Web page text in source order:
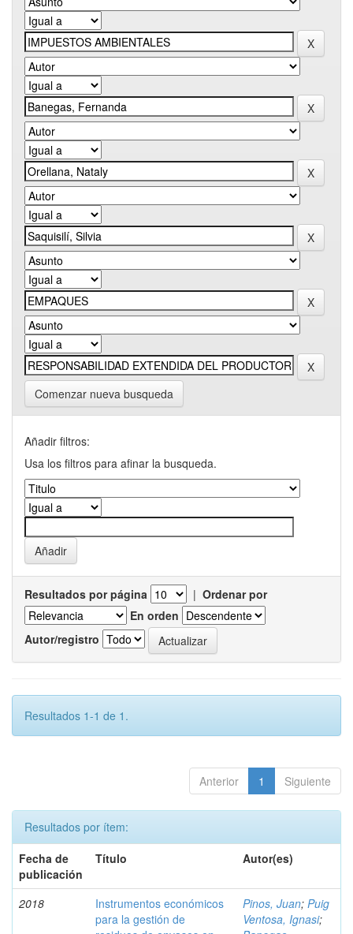
Comenzar nueva busqueda
Añadir filtros:
Usa los filtros para afinar la busqueda.
Resultados por página | Ordenar por
En orden
Autor/registro
Resultados 1-1 de 1.
Anterior 1 Siguiente
Resultados por ítem:
Fecha de
publicación
Título Autor(es)
2018
Instrumentos económicos
para la gestión de
Pinos, Juan; Puig
Ventosa, Ignasi;